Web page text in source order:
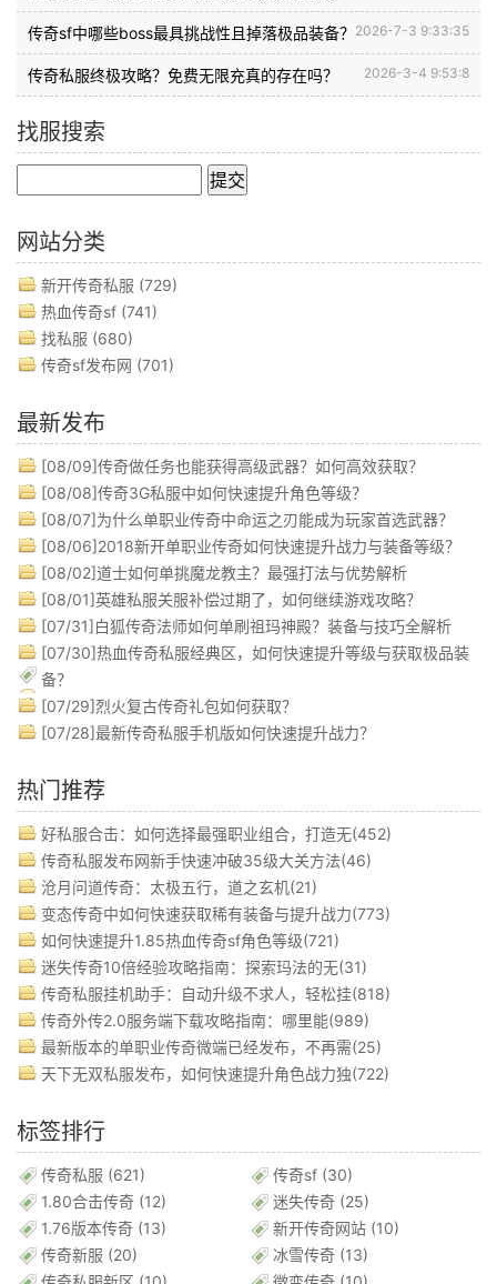
2026-7-3 9:33:35
传奇sf中哪些boss最具挑战性且掉落极品装备？
2026-3-4 9:53:8
传奇私服终极攻略？免费无限充真的存在吗？
找服搜索
网站分类
新开传奇私服 (729)
热血传奇sf (741)
找私服 (680)
传奇sf发布网 (701)
最新发布
[08/09]传奇做任务也能获得高级武器？如何高效获取？
[08/08]传奇3G私服中如何快速提升角色等级？
[08/07]为什么单职业传奇中命运之刃能成为玩家首选武器？
[08/06]2018新开单职业传奇如何快速提升战力与装备等级？
[08/02]道士如何单挑魔龙教主？最强打法与优势解析
[08/01]英雄私服关服补偿过期了，如何继续游戏攻略？
[07/31]白狐传奇法师如何单刷祖玛神殿？装备与技巧全解析
[07/30]热血传奇私服经典区，如何快速提升等级与获取极品装
备？
[07/29]烈火复古传奇礼包如何获取？
[07/28]最新传奇私服手机版如何快速提升战力？
热门推荐
好私服合击：如何选择最强职业组合，打造无(452)
传奇私服发布网新手快速冲破35级大关方法(46)
沧月问道传奇：太极五行，道之玄机(21)
变态传奇中如何快速获取稀有装备与提升战力(773)
如何快速提升1.85热血传奇sf角色等级(721)
迷失传奇10倍经验攻略指南：探索玛法的无(31)
传奇私服挂机助手：自动升级不求人，轻松挂(818)
传奇外传2.0服务端下载攻略指南：哪里能(989)
最新版本的单职业传奇微端已经发布，不再需(25)
天下无双私服发布，如何快速提升角色战力独(722)
标签排行
传奇私服 (621) 传奇sf (30)
1.80合击传奇 (12) 迷失传奇 (25)
1.76版本传奇 (13) 新开传奇网站 (10)
传奇新服 (20) 冰雪传奇 (13)